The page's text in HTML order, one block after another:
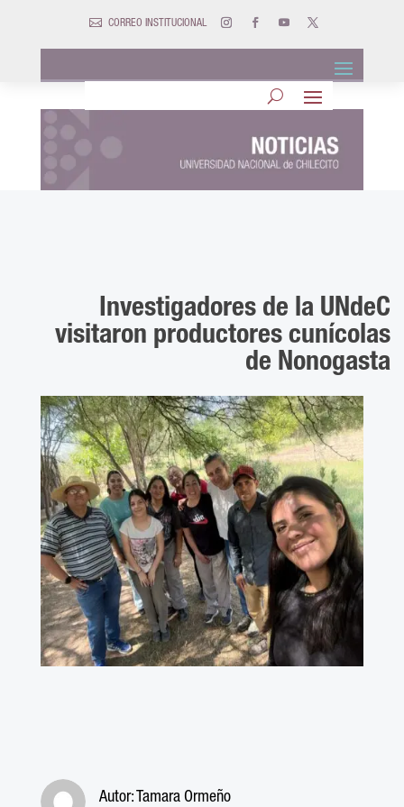
 CORREO INSTITUCIONAL
Investigadores de la UNdeC
visitaron productores cunícolas
de Nonogasta
Autor: Tamara Ormeño